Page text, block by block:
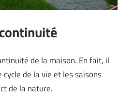
de la maison. En fait, il
de la vie et les saisons
de la nature.